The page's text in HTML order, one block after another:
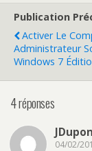
Publication
Activer Le
Administrateur
Windows 7
4 réponses
04/02/